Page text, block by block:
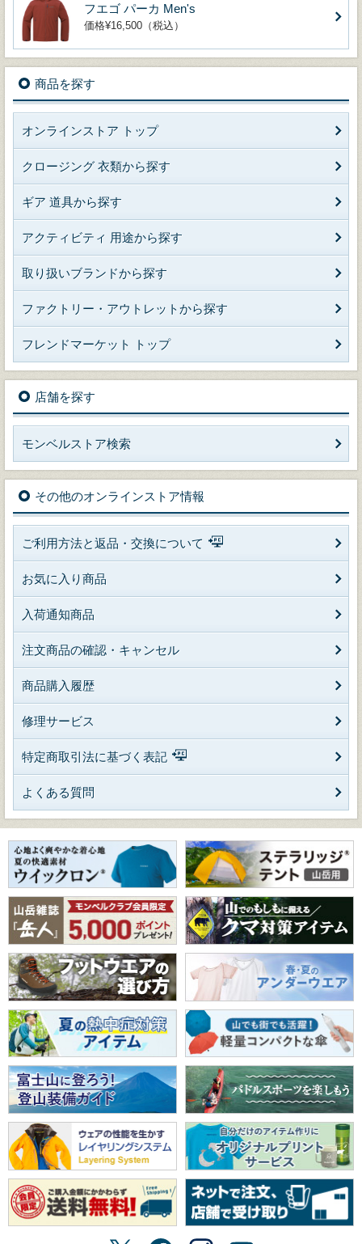
フエゴ パーカ Men's
価格¥16,500（税込）
商品を探す
オンラインストア トップ
クロージング 衣類から探す
ギア 道具から探す
アクティビティ 用途から探す
取り扱いブランドから探す
ファクトリー・アウトレットから探す
フレンドマーケット トップ
店舗を探す
モンベルストア検索
その他のオンラインストア情報
ご利用方法と返品・交換について
お気に入り商品
入荷通知商品
注文商品の確認・キャンセル
商品購入履歴
修理サービス
特定商取引法に基づく表記
よくある質問